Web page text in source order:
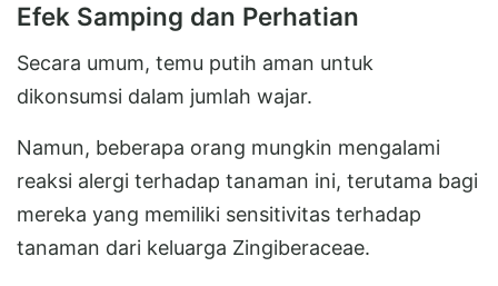
Efek Samping dan Perhatian
Secara umum, temu putih aman untuk
dikonsumsi dalam jumlah wajar.
Namun, beberapa orang mungkin mengalami
reaksi alergi terhadap tanaman ini, terutama bagi
mereka yang memiliki sensitivitas terhadap
tanaman dari keluarga Zingiberaceae.